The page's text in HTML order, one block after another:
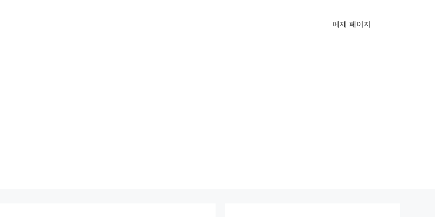
예제 페이지